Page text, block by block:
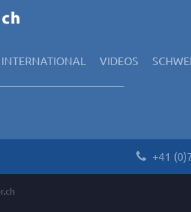
INTERNATIONAL VIDEOS
+41